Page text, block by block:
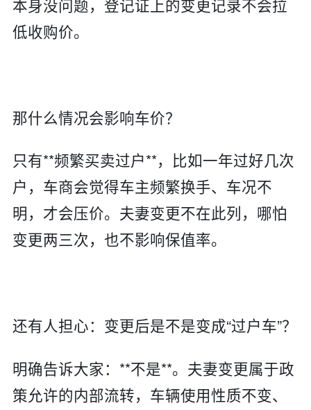
本身没问题，登记证上的变更记录不会拉
低收购价。
那什么情况会影响车价？
只有**频繁买卖过户**，比如一年过好几次
户，车商会觉得车主频繁换手、车况不
明，才会压价。夫妻变更不在此列，哪怕
变更两三次，也不影响保值率。
还有人担心：变更后是不是变成“过户车”？
明确告诉大家：**不是**。夫妻变更属于政
策允许的内部流转，车辆使用性质不变、